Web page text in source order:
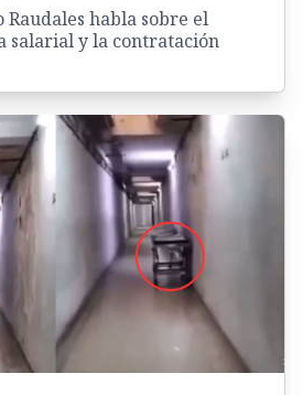
Raudales habla sobre el
salarial y la contratación